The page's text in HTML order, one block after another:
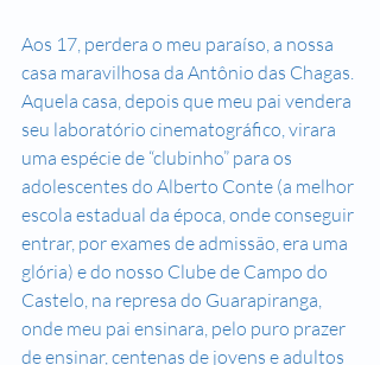
Aos 17, perdera o meu paraíso, a nossa
casa maravilhosa da Antônio das Chagas.
Aquela casa, depois que meu pai vendera
seu laboratório cinematográfico, virara
uma espécie de “clubinho” para os
adolescentes do Alberto Conte (a melhor
escola estadual da época, onde conseguir
entrar, por exames de admissão, era uma
glória) e do nosso Clube de Campo do
Castelo, na represa do Guarapiranga,
onde meu pai ensinara, pelo puro prazer
de ensinar, centenas de jovens e adultos